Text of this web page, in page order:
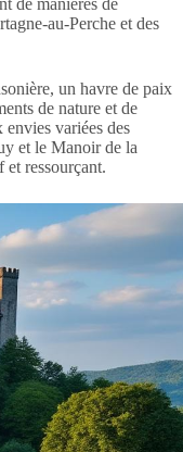
de manières de
au-Perche et des
un havre de paix
de nature et de
variées des
et le Manoir de la
ressourçant.